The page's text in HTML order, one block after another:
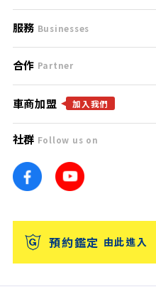
服務條款
免責聲明
隱私權政策
團隊
車訊網
台灣優良中古車商大獎
支援中心
聯絡我們
服務 Businesses
什麼是Goo鑑定？
找好車
找好店
找海外車
消費者評價
保固
合作 Partner
合作夥伴
廣告合作
車商加盟 加入我們
社群 Follow us on
預約鑑定 由此進入